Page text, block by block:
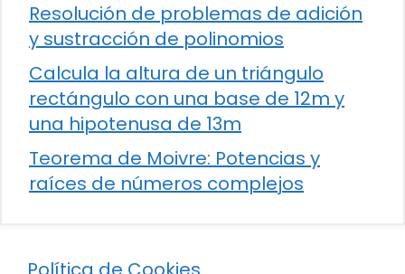
Resolución de problemas de adición
y sustracción de polinomios
Calcula la altura de un triángulo
rectángulo con una base de 12m y
una hipotenusa de 13m
Teorema de Moivre: Potencias y
raíces de números complejos